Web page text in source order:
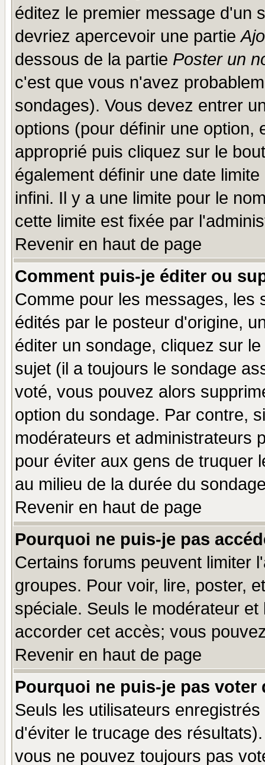
éditez le premier message d'un
devriez apercevoir une partie
dessous de la partie Poster un
c'est que vous n'avez
sondages). Vous devez entrer
options (pour définir une option,
approprié puis cliquez sur le
également définir une date
infini. Il y a une limite pour le
cette limite est fixée par
Revenir en haut de page
Comment puis-je éditer ou
Comme pour les messages, les
édités par le posteur d'origine,
éditer un sondage, cliquez sur
sujet (il a toujours le sondage
voté, vous pouvez alors
option du sondage. Par contre,
modérateurs et administrateurs
pour éviter aux gens de truquer
au milieu de la durée du
Revenir en haut de page
Pourquoi ne puis-je pas
Certains forums peuvent limiter
groupes. Pour voir, lire, poster,
spéciale. Seuls le modérateur
accorder cet accès; vous
Revenir en haut de page
Pourquoi ne puis-je pas voter
Seuls les utilisateurs
d'éviter le trucage des
vous ne pouvez toujours pas